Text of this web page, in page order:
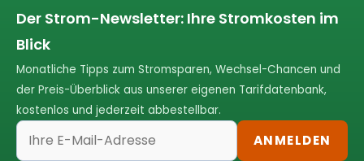
Der Strom-Newsletter: Ihre Stromkosten im
Blick
Monatliche Tipps zum Stromsparen, Wechsel-Chancen und
der Preis-Überblick aus unserer eigenen Tarifdatenbank,
kostenlos und jederzeit abbestellbar.
ANMELDEN